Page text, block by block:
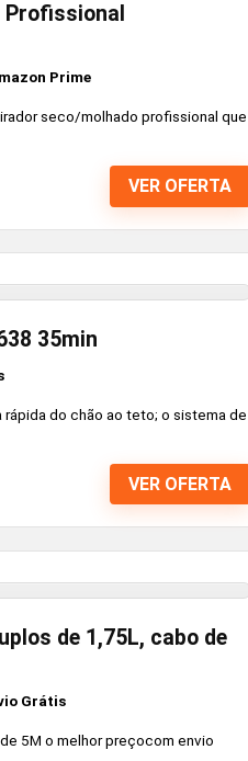
Prime
seco/molhado profissional que
VER OFERTA
35min
do chão ao teto; o sistema de
VER OFERTA
de 1,75L, cabo de
Grátis
5M o melhor preçocom envio